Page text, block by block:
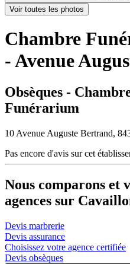
Voir toutes les photos
Chambre
- Avenue
Obsèques -
Funérarium
10 Avenue Auguste Bertrand,
Pas encore d'avis sur cet
Nous comparons et
agences sur
Devis marbrerie
Devis assurance
Choisissez votre agence certifiée
Devis obsèques